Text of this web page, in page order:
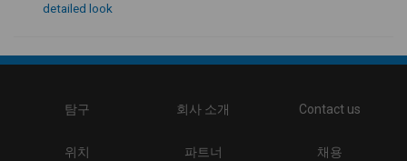
detailed look
탐구 회사 소개 Contact us
위치 파트너 채용